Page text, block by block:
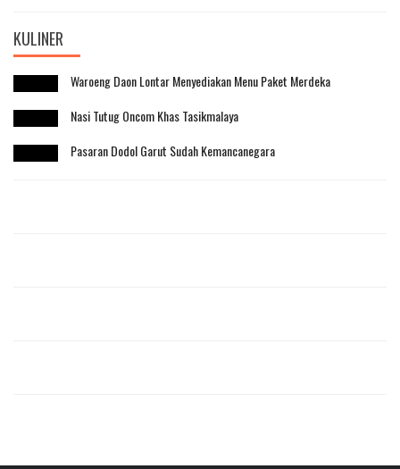
KULINER
Waroeng Daon Lontar Menyediakan Menu Paket Merdeka
Nasi Tutug Oncom Khas Tasikmalaya
Pasaran Dodol Garut Sudah Kemancanegara